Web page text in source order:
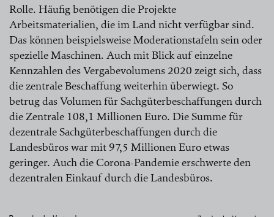
höchsten Nachhaltigkeitskriterien sicherzustellen, die
Rollen und Zuständigkeiten innerhalb des
Unternehmens zu klären und die Zusammenarbeit
mit den Geschäftspartner*innen im Bereich
Nachhaltigkeit zu betonen. Die Policy wurde im
Dezember 2020 vom Sustainability Board
verabschiedet und gilt seit Februar 2021.
Die GIZ überarbeitete zudem intensiv ihre
Allgemeinen Vertrags- und Einkaufsbedingungen
(AVB/AEB) für Dienstleister*innen und
Lieferant*innen und erweiterte sie um ein Kapitel zu
Rolle. Häufig benötigen die Projekte
Arbeitsmaterialien, die im Land nicht verfügbar sind.
Das können beispielsweise Moderationstafeln sein oder
spezielle Maschinen. Auch mit Blick auf einzelne
Kennzahlen des Vergabevolumens 2020 zeigt sich, dass
die zentrale Beschaffung weiterhin überwiegt. So
betrug das Volumen für Sachgüterbeschaffungen durch
die Zentrale 108,1 Millionen Euro. Die Summe für
dezentrale Sachgüterbeschaffungen durch die
Landesbüros war mit 97,5 Millionen Euro etwas
geringer. Auch die Corona-Pandemie erschwerte den
dezentralen Einkauf durch die Landesbüros.